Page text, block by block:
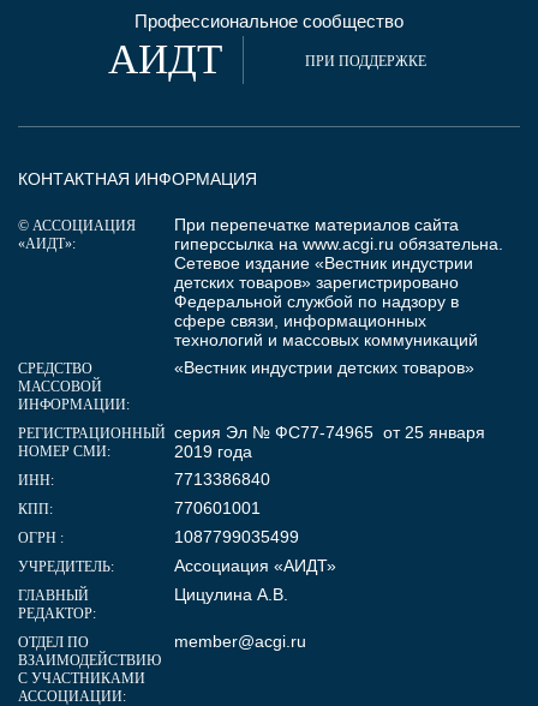
Профессиональное сообщество
АИДТ ПРИ ПОДДЕРЖКЕ
КОНТАКТНАЯ ИНФОРМАЦИЯ
© АССОЦИАЦИЯ
«АИДТ»:
При перепечатке материалов сайта
гиперссылка на www.acgi.ru обязательна.
Сетевое издание «Вестник индустрии
детских товаров» зарегистрировано
Федеральной службой по надзору в
сфере связи, информационных
технологий и массовых коммуникаций
СРЕДСТВО
МАССОВОЙ
ИНФОРМАЦИИ:
«Вестник индустрии детских товаров»
РЕГИСТРАЦИОННЫЙ
НОМЕР СМИ:
серия Эл № ФС77-74965 от 25 января
2019 года
ИНН: 7713386840
КПП: 770601001
ОГРН : 1087799035499
УЧРЕДИТЕЛЬ: Ассоциация «АИДТ»
ГЛАВНЫЙ
РЕДАКТОР:
Цицулина А.В.
ОТДЕЛ ПО
ВЗАИМОДЕЙСТВИЮ
С УЧАСТНИКАМИ
АССОЦИАЦИИ:
member@acgi.ru